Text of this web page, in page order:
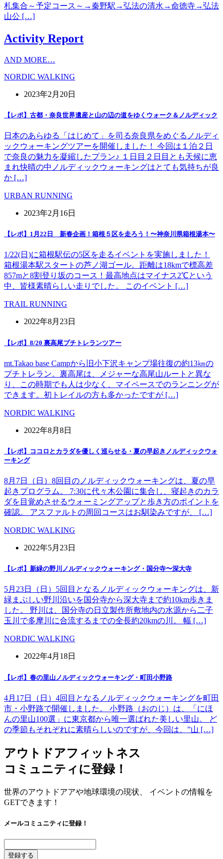
札集合～予定コース～→秦野駅→弘法の清水→命徳寺→弘法
山公 […]
Activity Report
AND MORE…
NORDIC WALKING
2023年2月20日
【レポ】古都・奈良世界遺産と山の辺の道をゆくウォーク＆ノルディック
日本のあらゆる「はじめて」を司る奈良県をめぐるノルディ
ックウォーキングツアーを開催しました！ 今回は１泊２日
で奈良の魅力を凝縮したプラン♪ １日目２日目とも天候に恵
まれ快晴の中ノルディックウォーキングはとても気持ちが良
か […]
URBAN RUNNING
2023年2月16日
【レポ】1月22日 新春企画！箱根５区を走ろう！〜神奈川県箱根湯本〜
1/22(日)に箱根駅伝の5区を走るイベントを実施しました！
箱根湯本駅スタートの芦ノ湖ゴール。距離は18kmで標高差
857mと8割登り坂のコース！最高地点はマイナス2℃という
中、皆様素晴らしい走りでした。 このイベント […]
TRAIL RUNNING
2022年8月23日
【レポ】8/20 裏高尾プチトレランツアー
mt.Takao base Campから旧小下沢キャンプ場往復の約13㎞の
プチトレラン。裏高尾は、メジャーな高尾山ルートと異な
り、この時期でも人は少なく、マイペースでのランニングが
できます。初トレイルの方も多かったですが […]
NORDIC WALKING
2022年8月8日
【レポ】ココロとカラダを優しく巡らせる・夏の早起きノルディックウォ
ーキング
8月7日（日）8回目のノルディックウォーキングは、夏の早
起きプログラム。 7:30に代々木公園に集合し、寝起きのカラ
ダを目覚めさせるウォーミングアップと歩き方のポイントを
確認。 アスファルトの周回コースはお馴染みですが、 […]
NORDIC WALKING
2022年5月23日
【レポ】新緑の野川ノルディックウォーキング・国分寺〜深大寺
5月23日（日）5回目となるノルディックウォーキングは、新
緑まぶしい野川沿いを国分寺から深大寺まで約10km歩きま
した。 野川は、国分寺の日立製作所敷地内の水源から二子
玉川で多摩川に合流するまでの全長約20kmの川。 幅 […]
NORDIC WALKING
2022年4月18日
【レポ】春の里山ノルディックウォーキング・町田小野路
4月17日（日）4回目となるノルディックウォーキングを町田
市・小野路で開催しました。 小野路（おのじ）は、「にほ
んの里山100選」に東京都から唯一選ばれた美しい里山。 ど
の季節もそれぞれに素晴らしいのですが、今回は、”山 […]
アウトドアフィットネス
コミュニティに登録！
世界のアウトドアアや地球環境の現状、 イベントの情報を
GETできます！
メールコミュニティに登録！